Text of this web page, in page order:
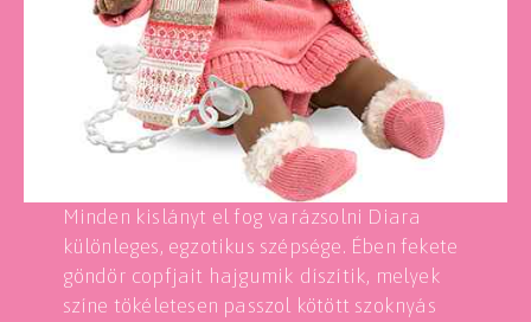
Minden kislányt el fog varázsolni Diara
különleges, egzotikus szépsége. Ében fekete
göndör copfjait hajgumik díszítik, melyek
színe tökéletesen passzol kötött szoknyás